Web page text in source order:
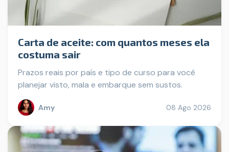
Carta de aceite: com quantos meses ela
costuma sair
Prazos reais por país e tipo de curso para você
planejar visto, mala e embarque sem sustos.
Amy 08 Ago 2026